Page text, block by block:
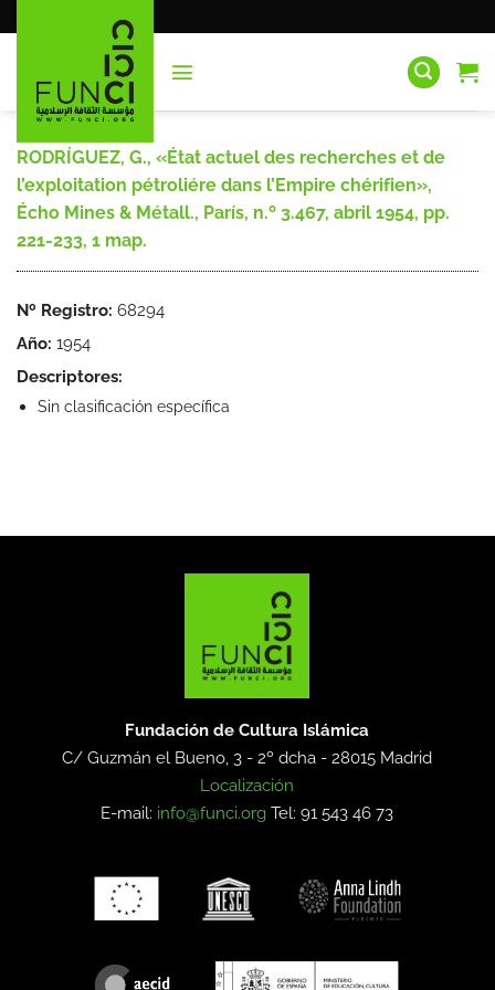
al
RODRÍGUEZ, G., «État actuel des recherches et de
l’exploitation pétroliére dans l’Empire chérifien»,
Écho Mines & Métall., París, n.º 3.467, abril 1954, pp.
221-233, 1 map.
Nº Registro: 68294
Año: 1954
Descriptores:
Sin clasificación específica
Fundación de Cultura Islámica
C/ Guzmán el Bueno, 3 - 2º dcha -28015 Madrid
Localización
E-mail: info@funci.org Tel: 91 543 46 73